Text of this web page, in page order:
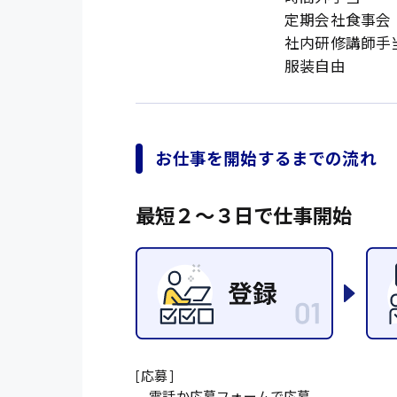
定期会社食事会
社内研修講師手
服装自由
お仕事を開始するまでの流れ
最短２〜３日で仕事開始
[応募]